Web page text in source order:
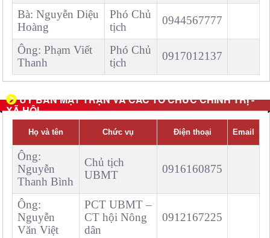
Bà: Nguyễn Diệu
Hoàng
Phó Chủ
tịch
0944567777
Ông: Phạm Viết
Thanh
Phó Chủ
tịch
0917012137
ỦY BAN MẶT TRẬN VÀ CÁC TỔ CHỨC CHÍNH TRỊ -
XÃ HỘI
Họ và tên Chức vụ Điện thoại Email
Ông:
Nguyễn
Thanh Bình
Chủ tịch
UBMT
0916160875
Ông:
Nguyễn
Văn Việt
PCT UBMT –
CT hội Nông
dân
0912167225